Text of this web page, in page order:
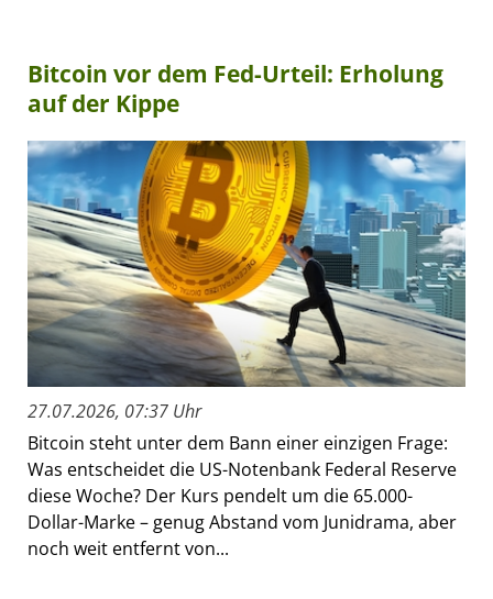
Bitcoin vor dem Fed-Urteil: Erholung
auf der Kippe
27.07.2026, 07:37 Uhr
Bitcoin steht unter dem Bann einer einzigen Frage:
Was entscheidet die US-Notenbank Federal Reserve
diese Woche? Der Kurs pendelt um die 65.000-
Dollar-Marke – genug Abstand vom Junidrama, aber
noch weit entfernt von...